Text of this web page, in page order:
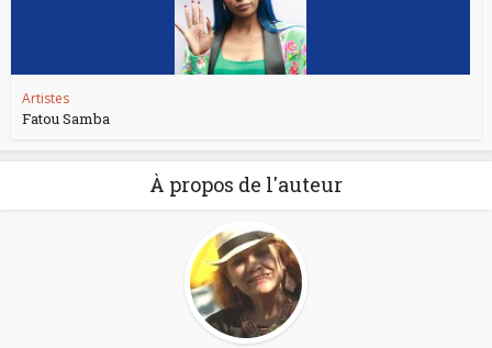
Artistes
Fatou Samba
À propos de l'auteur